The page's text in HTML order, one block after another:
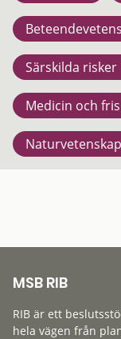
Särskilda risker
Medicin och
Naturvetenskap
MSB RIB
RIB är ett
hela vägen från